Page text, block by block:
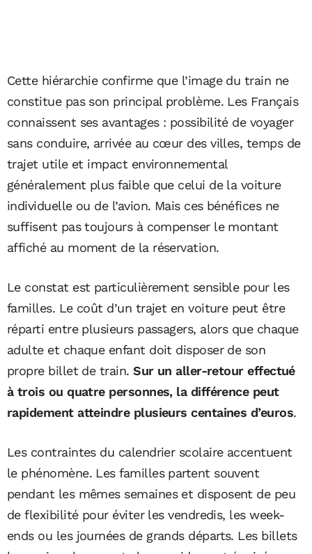
Cette hiérarchie confirme que l’image du train ne
constitue pas son principal problème. Les Français
connaissent ses avantages : possibilité de voyager
sans conduire, arrivée au cœur des villes, temps de
trajet utile et impact environnemental
généralement plus faible que celui de la voiture
individuelle ou de l’avion. Mais ces bénéfices ne
suffisent pas toujours à compenser le montant
affiché au moment de la réservation.
Le constat est particulièrement sensible pour les
familles. Le coût d’un trajet en voiture peut être
réparti entre plusieurs passagers, alors que chaque
adulte et chaque enfant doit disposer de son
propre billet de train.Sur un aller-retour effectué
à trois ou quatre personnes, la différence peut
rapidement atteindre plusieurs centaines d’euros.
Les contraintes du calendrier scolaire accentuent
le phénomène. Les familles partent souvent
pendant les mêmes semaines et disposent de peu
de flexibilité pour éviter les vendredis, les week-
ends ou les journées de grands départs. Les billets